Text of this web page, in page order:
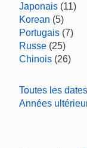
Japonais (11)
Korean (5)
Portugais (7)
Russe (25)
Chinois (26)
Toutes les dates
Années